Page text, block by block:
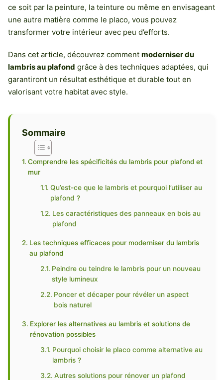
ce soit par la peinture, la teinture ou même en envisageant
une autre matière comme le placo, vous pouvez
transformer votre intérieur avec peu d’efforts.
Dans cet article, découvrez comment moderniser du
lambris au plafond grâce à des techniques adaptées, qui
garantiront un résultat esthétique et durable tout en
valorisant votre habitat avec style.
Sommaire
Comprendre les spécificités du lambris pour plafond et
mur
Qu’est-ce que le lambris et pourquoi l’utiliser au
plafond ?
Les caractéristiques des panneaux en bois au
plafond
Les techniques efficaces pour moderniser du lambris
au plafond
Peindre ou teindre le lambris pour un nouveau
style lumineux
Poncer et décaper pour révéler un aspect
bois naturel
Explorer les alternatives au lambris et solutions de
rénovation possibles
Pourquoi choisir le placo comme alternative au
lambris ?
Autres solutions pour rénover un plafond